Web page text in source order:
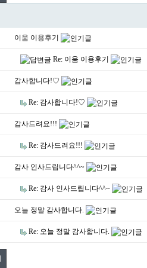
이움 이용후기
Re: 이움 이용후기
감사합니다!♡
Re: 감사합니다!♡
감사드려요!!!
Re: 감사드려요!!!
감사 인사드립니다^^~
Re: 감사 인사드립니다^^~
오늘 정말 감사합니다.
Re: 오늘 정말 감사합니다.